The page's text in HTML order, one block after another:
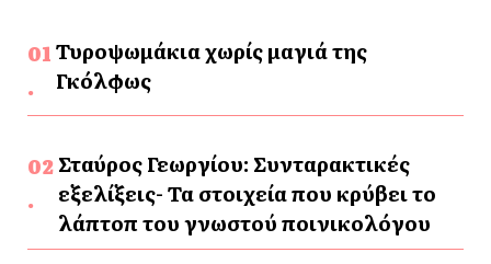
Τυροψωμάκια χωρίς μαγιά της
Γκόλφως
Σταύρος Γεωργίου: Συνταρακτικές
εξελίξεις- Τα στοιχεία που κρύβει το
λάπτοπ του γνωστού ποινικολόγου